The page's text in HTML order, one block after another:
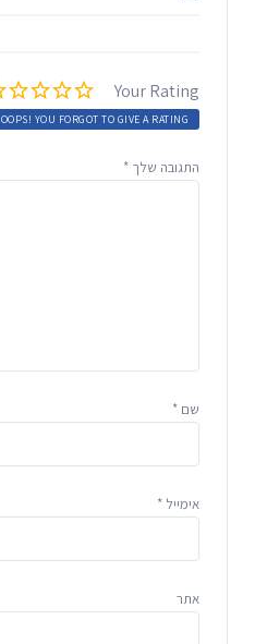
Your Rating
OOPS! YOU FORGOT TO GIVE A RATING.
התגובה שלך *
שם *
אימייל *
אתר